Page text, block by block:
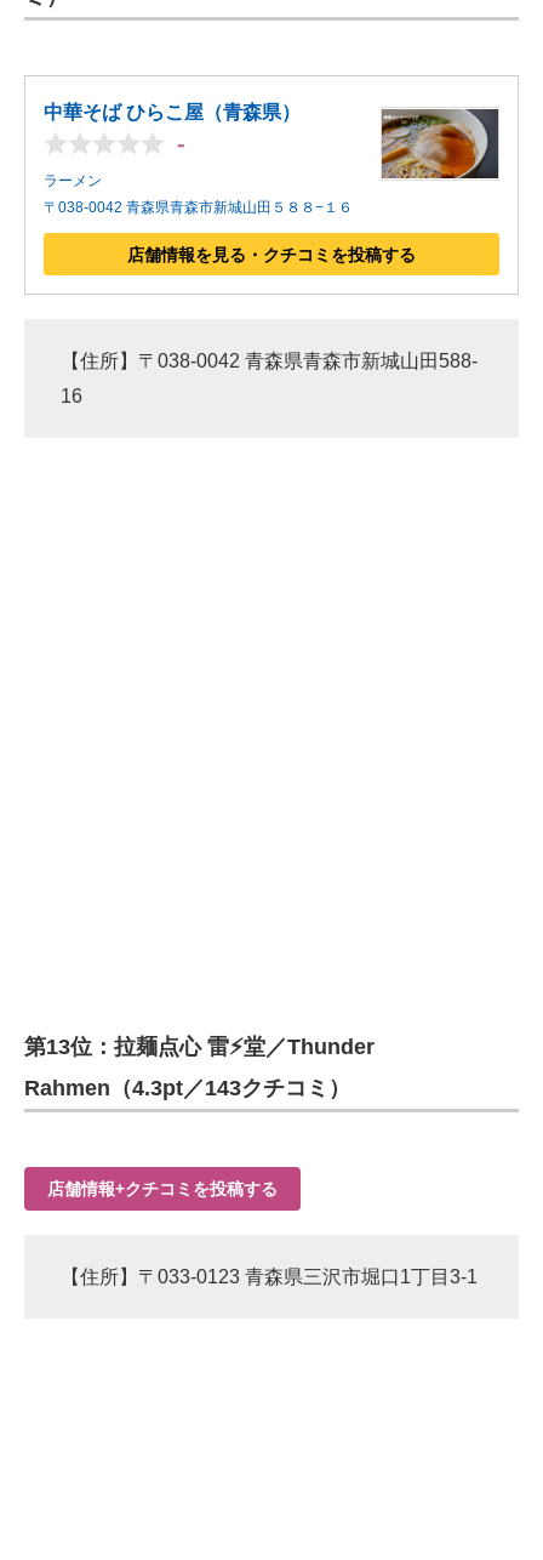
中華そば ひらこ屋（青森県）
-
ラーメン
〒038-0042 青森県青森市新城山田５８８−１６
店舗情報を見る・クチコミを投稿する
【住所】〒038-0042 青森県青森市新城山田588-
16
第13位：拉麺点心 雷⚡️堂／Thunder
Rahmen（4.3pt／143クチコミ）
店舗情報+クチコミを投稿する
【住所】〒033-0123 青森県三沢市堀口1丁目3-1